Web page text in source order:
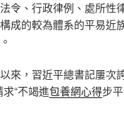
令、行政律例、處所性
成的較為體系的平易近
，習近平總書記屢次
“不竭進包養網心得步